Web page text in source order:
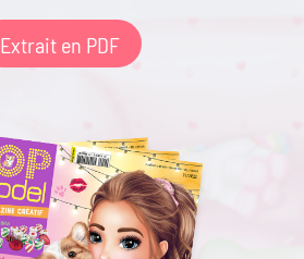
Extrait en PDF